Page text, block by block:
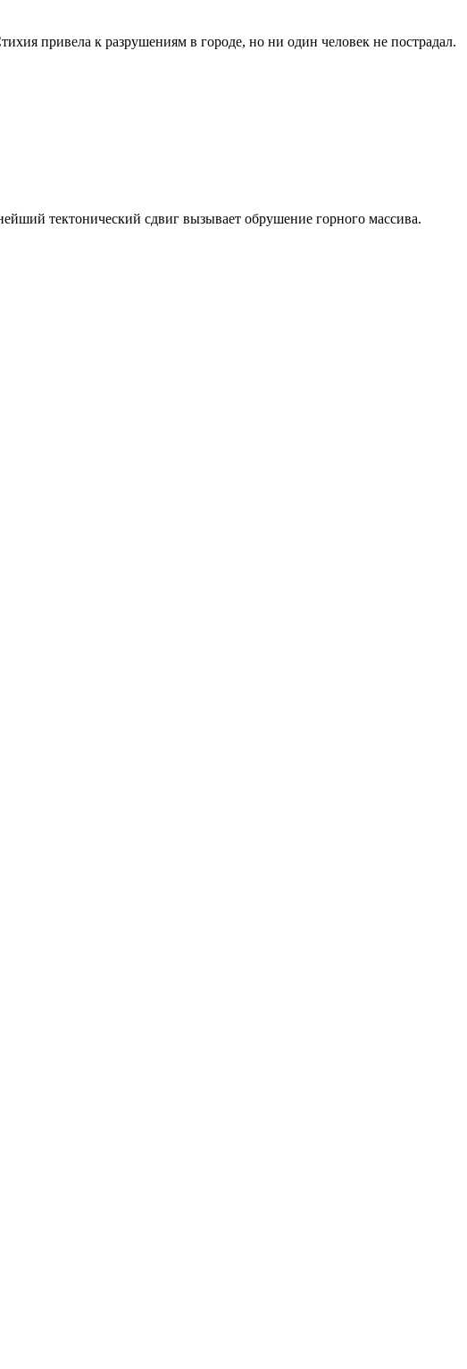
привела к разрушениям в городе, но ни один человек не пострадал.
тектонический сдвиг вызывает обрушение горного массива.